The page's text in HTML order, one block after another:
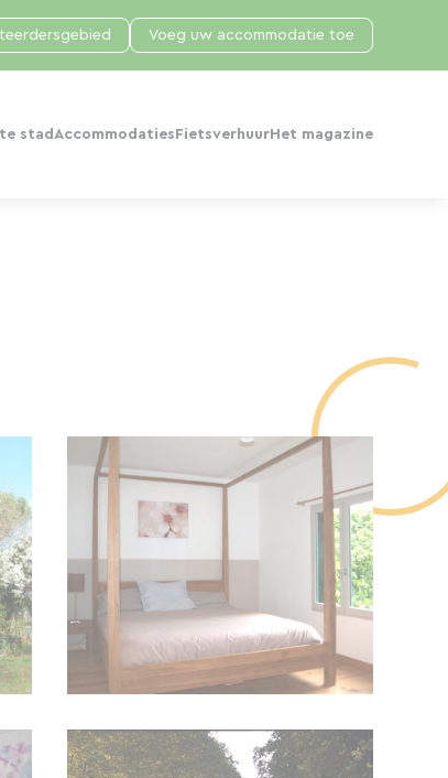
stad Accommodaties Fietsverhuur Het magazine
Voeg uw accommodatie toe